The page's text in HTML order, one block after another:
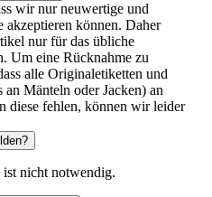
wir nur neuwertige und
akzeptieren können. Daher
nur für das übliche
Um eine Rücknahme zu
alle Originaletiketten und
an Mänteln oder Jacken) an
diese fehlen, können wir leider
nicht notwendig.